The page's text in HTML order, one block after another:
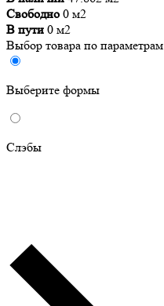
Свободно 0 м2
В пути 0 м2
Выбор товара по параметрам
Выберите формы
Слэбы